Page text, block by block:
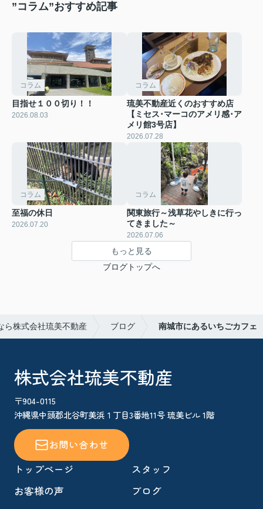
”コラム”おすすめ記事
コラム
目指せ１００切り！！
2026.08.03
コラム
琉美不動産近くのおすすめ店
【ミセス･マーコのアメリ感･ア
メリ館3号店】
2026.07.28
コラム
至福の休日
2026.07.20
コラム
関東旅行～浅草花やしきに行っ
てきました～
2026.07.06
もっと見る
ブログトップへ
ら株式会社琉美不動産 ブログ 南城市にあるいちごカフェ
株式会社琉美不動産
〒904-0115
沖縄県中頭郡北谷町美浜１丁目3番地11号 琉美ビル 1階
お問い合わせ
トップページ
スタッフ
お客様の声
ブログ